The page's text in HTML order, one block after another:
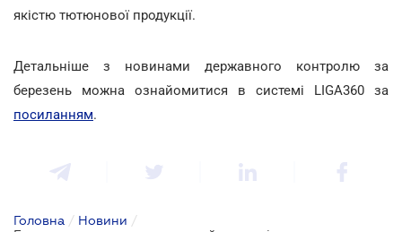
якістю тютюнової продукції.
Детальніше з новинами державного контролю за
березень можна ознайомитися в системі LIGA360 за
посиланням.
Головна / Новини /